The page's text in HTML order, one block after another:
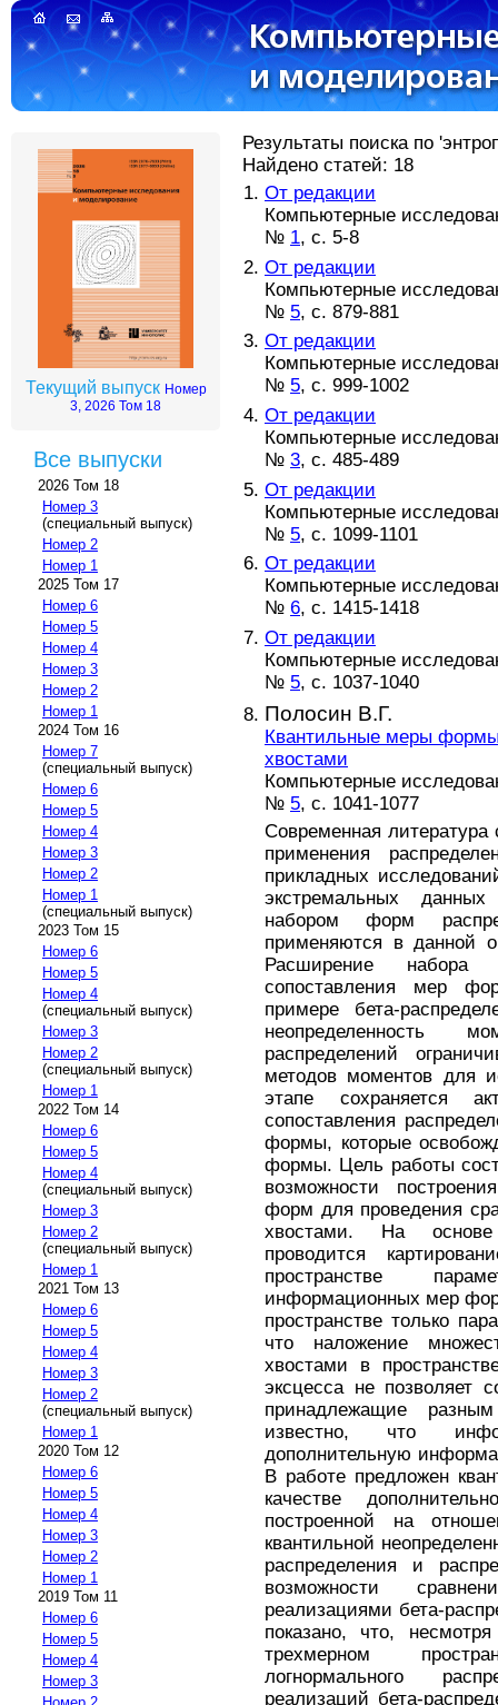
Текущий выпуск Номер
3, 2026 Том 18
Все выпуски
2026 Том 18
Номер 3
(специальный выпуск)
Номер 2
Номер 1
2025 Том 17
Номер 6
Номер 5
Номер 4
Номер 3
Номер 2
Номер 1
2024 Том 16
Номер 7
(специальный выпуск)
Номер 6
Номер 5
Номер 4
Номер 3
Номер 2
Номер 1
(специальный выпуск)
2023 Том 15
Номер 6
Номер 5
Номер 4
(специальный выпуск)
Номер 3
Номер 2
(специальный выпуск)
Номер 1
2022 Том 14
Номер 6
Номер 5
Номер 4
(специальный выпуск)
Номер 3
Номер 2
(специальный выпуск)
Номер 1
2021 Том 13
Номер 6
Номер 5
Номер 4
Номер 3
Номер 2
(специальный выпуск)
Номер 1
2020 Том 12
Номер 6
Номер 5
Номер 4
Номер 3
Номер 2
Номер 1
2019 Том 11
Номер 6
Номер 5
Номер 4
Номер 3
Результаты поиска по
Найдено статей: 18
От редакции
Компьютерные
№ 1, с. 5-8
От редакции
Компьютерные
№ 5, с. 879-881
От редакции
Компьютерные
№ 5, с. 999-1002
От редакции
Компьютерные
№ 3, с. 485-489
От редакции
Компьютерные
№ 5, с. 1099-1101
От редакции
Компьютерные
№ 6, с. 1415-1418
От редакции
Компьютерные
№ 5, с. 1037-1040
Полосин В.Г.
Квантильные меры
хвостами
Компьютерные
№ 5, с. 1041-1077
Современная
применения
прикладных
экстремальных
набором форм
применяются в данной
Расширение набора
сопоставления мер
примере бета-
неопределенность
распределений
методов моментов для
этапе сохраняется
сопоставления
формы, которые
формы. Цель работы
возможности
форм для проведения
хвостами. На основе
проводится
пространстве
информационных мер
пространстве только
что наложение
хвостами в
эксцесса не позволяет
принадлежащие
известно, что
дополнительную
В работе предложен
качестве
построенной на
квантильной
распределения и
возможности
реализациями бета-
показано, что,
трехмерном
логнормального
реализаций бета-